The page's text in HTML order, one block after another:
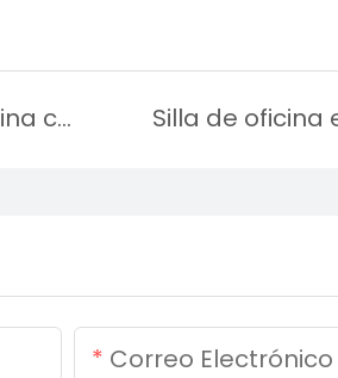
Solución OEM de silla de oficina con respaldo alto de IVYCO CHAIR
Correo Electrónico